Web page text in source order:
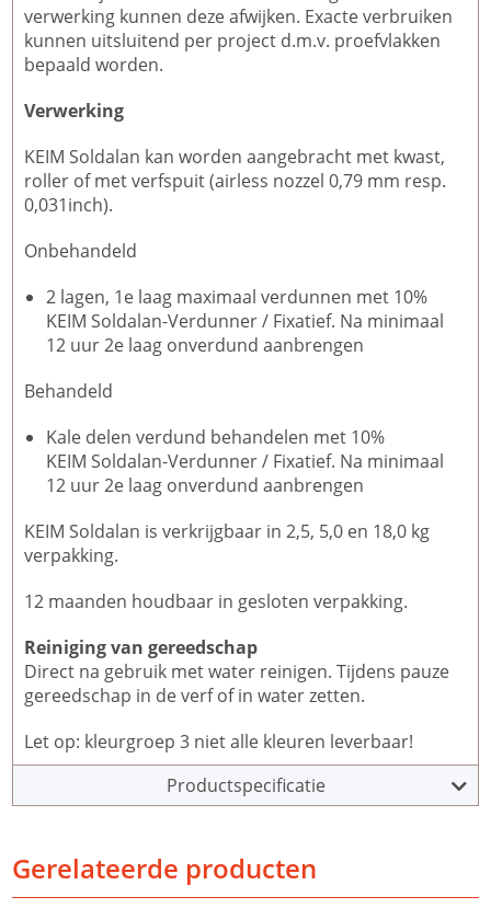
verwerking kunnen deze afwijken. Exacte verbruiken
kunnen uitsluitend per project d.m.v. proefvlakken
bepaald worden.
Verwerking
KEIM Soldalan kan worden aangebracht met kwast,
roller of met verfspuit (airless nozzel 0,79 mm resp.
0,031inch).
Onbehandeld
2 lagen, 1e laag maximaal verdunnen met 10%
KEIM Soldalan-Verdunner / Fixatief. Na minimaal
12 uur 2e laag onverdund aanbrengen
Behandeld
Kale delen verdund behandelen met 10%
KEIM Soldalan-Verdunner / Fixatief. Na minimaal
12 uur 2e laag onverdund aanbrengen
KEIM Soldalan is verkrijgbaar in 2,5, 5,0 en 18,0 kg
verpakking.
12 maanden houdbaar in gesloten verpakking.
Reiniging van gereedschap
Direct na gebruik met water reinigen. Tijdens pauze
gereedschap in de verf of in water zetten.
Let op: kleurgroep 3 niet alle kleuren leverbaar!
Productspecificatie
Gerelateerde producten